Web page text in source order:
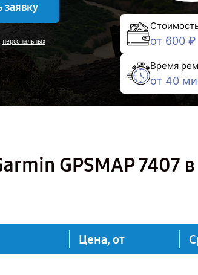
заявку
персональных
от 600 ₽
Время
от 40
GPSMAP 7407 в
Цена, от